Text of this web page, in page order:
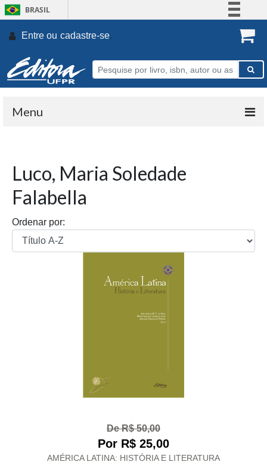
BRASIL
Participe
Entre ou cadastre-se.
Menu
Luco, Maria Soledade
Falabella
Ordenar por:
De R$ 50,00
Por R$ 25,00
AMÉRICA LATINA: HISTÓRIA E LITERATURA